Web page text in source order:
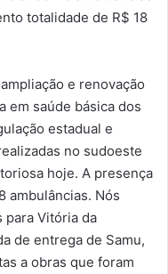
totalidade de R$ 18
e renovação
em saúde básica dos
estadual e
no sudoeste
hoje. A presença
ambulâncias. Nós
para Vitória da
de entrega de Samu,
a obras que foram